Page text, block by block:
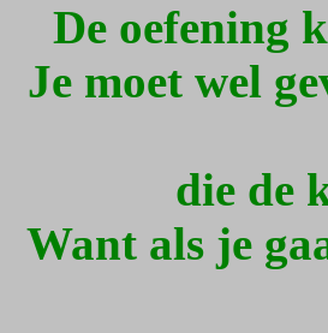
De oefening
Je moet wel
die de
Want als je